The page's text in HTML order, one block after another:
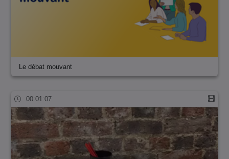
Le débat mouvant
00:01:07